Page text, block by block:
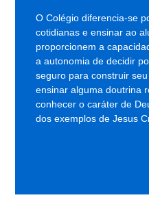
O Colégio diferencia-se
cotidianas e ensinar ao
proporcionem a
a autonomia de decidir
seguro para construir seu
ensinar alguma doutrina
conhecer o caráter de
dos exemplos de Jesus